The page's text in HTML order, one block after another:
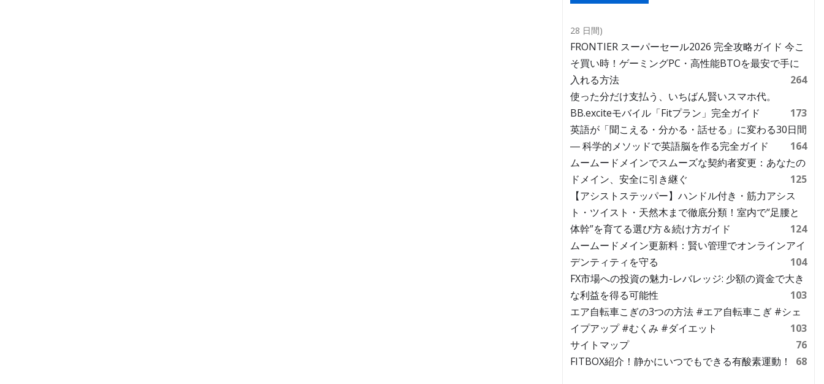
28 日間)
FRONTIER スーパーセール2026 完全攻略ガイド 今こ
そ買い時！ゲーミングPC・高性能BTOを最安で手に
入れる方法
264
使った分だけ支払う、いちばん賢いスマホ代。
BB.exciteモバイル「Fitプラン」完全ガイド
173
英語が「聞こえる・分かる・話せる」に変わる30日間
― 科学的メソッドで英語脳を作る完全ガイド
164
ムームードメインでスムーズな契約者変更：あなたの
ドメイン、安全に引き継ぐ
125
【アシストステッパー】ハンドル付き・筋力アシス
ト・ツイスト・天然木まで徹底分類！室内で“足腰と
体幹”を育てる選び方＆続け方ガイド
124
ムームードメイン更新料：賢い管理でオンラインアイ
デンティティを守る
104
FX市場への投資の魅力-レバレッジ: 少額の資金で大き
な利益を得る可能性
103
エア自転車こぎの3つの方法 #エア自転車こぎ #シェ
イプアップ #むくみ #ダイエット
103
サイトマップ
76
FITBOX紹介！静かにいつでもできる有酸素運動！
68